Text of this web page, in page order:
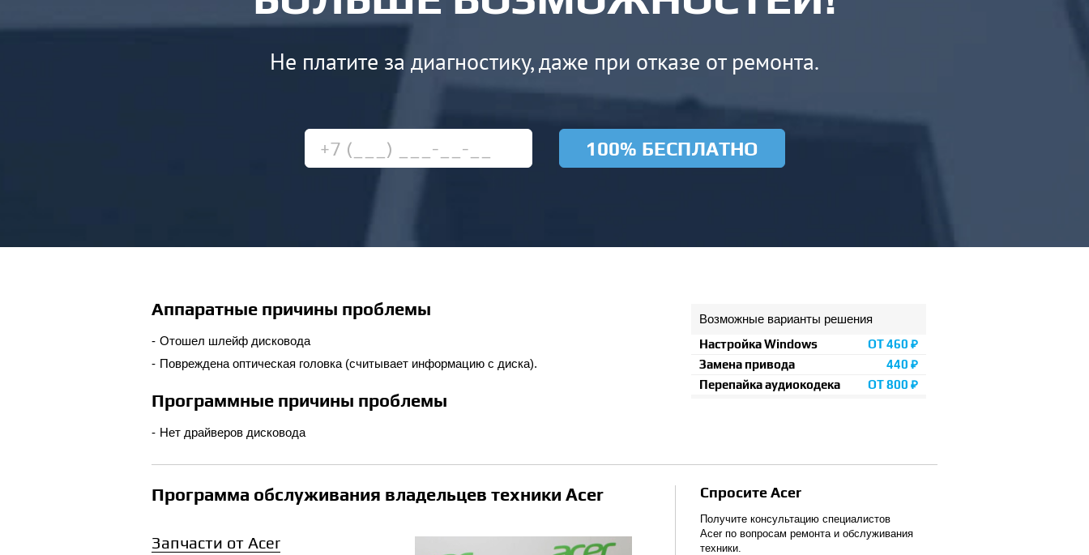
Не платите за диагностику, даже при отказе от ремонта.
100% БЕСПЛАТНО
Аппаратные причины проблемы
Отошел шлейф дисковода
Повреждена оптическая головка (считывает информацию с диска).
Программные причины проблемы
Нет драйверов дисковода
Возможные варианты решения
Настройка Windows
ОТ 460 ₽
Замена привода
440 ₽
Перепайка аудиокодека
ОТ 800 ₽
Программа обслуживания владельцев техники Acer
Запчасти от Acer
Спросите Acer
Получите консультацию специалистов
Acer по вопросам ремонта и обслуживания
техники.